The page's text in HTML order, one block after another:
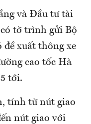
và Đầu tư tài
tờ trình gửi Bộ
xuất thông xe
cao tốc Hà
tới.
tính từ nút giao
nút giao với